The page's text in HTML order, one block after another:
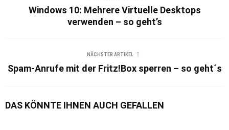
Windows 10: Mehrere Virtuelle Desktops
verwenden – so geht’s
NÄCHSTER ARTIKEL
Spam-Anrufe mit der Fritz!Box sperren – so geht´s
DAS KÖNNTE IHNEN AUCH GEFALLEN